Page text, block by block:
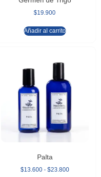
$19.900
Añadir al carrito
Palta
$13.600 - $23.800